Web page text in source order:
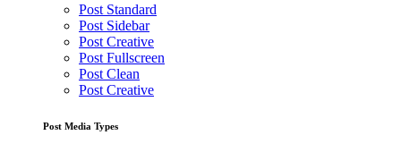
Post Standard
Post Sidebar
Post Creative
Post Fullscreen
Post Clean
Post Creative
Post Media Types